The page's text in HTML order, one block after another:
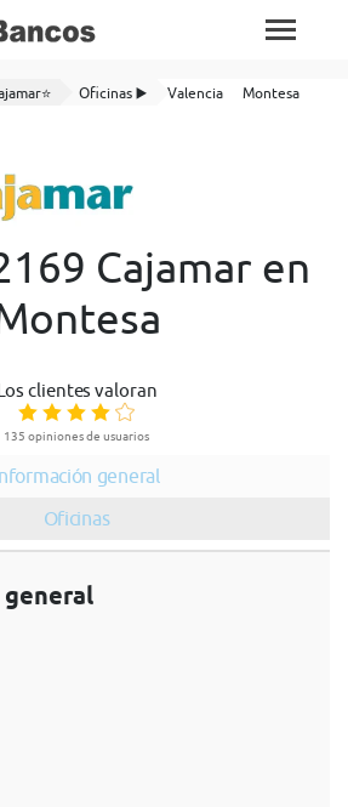
Oficinas ▶️ Valencia
Montesa
Cajamar en
clientes valoran
135 opiniones de usuarios
general
Oficinas